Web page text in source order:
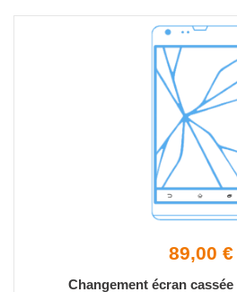
89,00 €
Changement écran